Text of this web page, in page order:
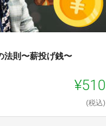
法則〜薪投げ銭〜
¥510
(税込)